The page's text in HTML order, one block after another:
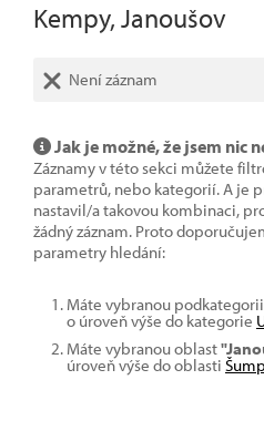
Kempy, Janoušov
Není záznam
Jak je možné, že jsem nic
Záznamy v této sekci můžete
parametrů, nebo kategorií. A je
nastavil/a takovou kombinaci,
žádný záznam. Proto
parametry hledání:
Máte vybranou podkategorii
o úroveň výše do kategorie
Máte vybranou oblast
úroveň výše do oblasti